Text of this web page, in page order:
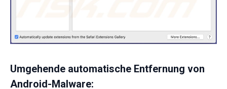
Umgehende automatische Entfernung von
Android-Malware: